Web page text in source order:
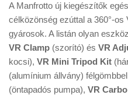
Tudástár
Tanácsok
Érdekességek
Helyszíni Riport
A Manfrotto új kiegészítők
célközönség ezúttal a 360°-
gyárosok. A listán olyan
VR Clamp (szorító) és VR
kocsi), VR Mini Tripod Kit
(alumínium állvány)
(öntapadós pumpa), VR